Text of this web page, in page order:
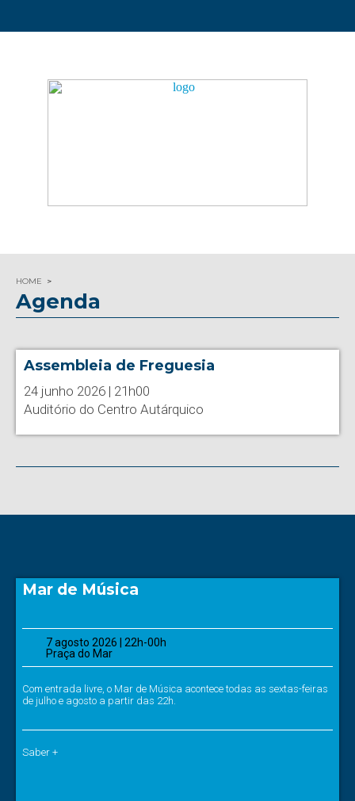
HOME
Agenda
Assembleia de Freguesia
24 junho 2026 | 21h00
Auditório do Centro Autárquico
Mar de Música
7 agosto 2026 | 22h-00h
Praça do Mar
Com entrada livre, o Mar de Música acontece todas as sextas-feiras
de julho e agosto a partir das 22h.
Saber +